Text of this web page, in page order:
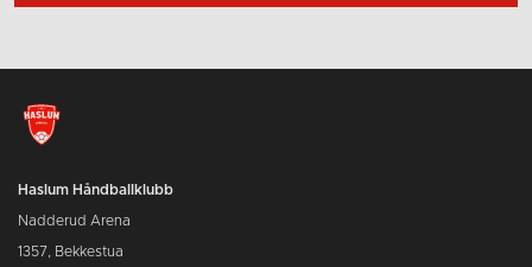
Haslum Håndballklubb
Nadderud Arena
1357, Bekkestua